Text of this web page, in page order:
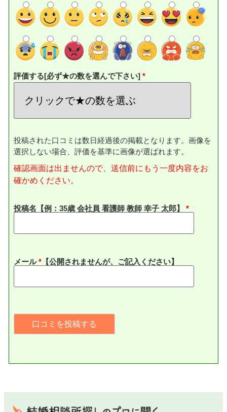
評価する[必ず★の数を選んで下さい]
投稿された口コミは数日経過後の掲載となります。画像を
選択しない場合、評価を基準に画像が選ばれます。
確認画面は出ませんので、送信前にもう一度内容をお
確かめください。
投稿名【例：35歳 会社員 看護師 教師 幸子 太郎】
メール* 【公開されませんが、ご記入ください】